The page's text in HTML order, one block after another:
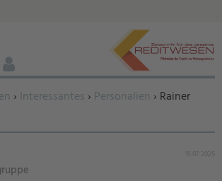
› Interessantes › Personalien › Rainer
BENUTZERFUNKTIONEN